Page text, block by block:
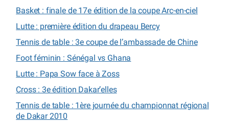
Basket : finale de 17e édition de la coupe Arc-en-ciel
Lutte : première édition du drapeau Bercy
Tennis de table : 3e coupe de l’ambassade de Chine
Foot féminin : Sénégal vs Ghana
Lutte : Papa Sow face à Zoss
Cross : 3e édition Dakar’elles
Tennis de table : 1ère journée du championnat régional
de Dakar 2010